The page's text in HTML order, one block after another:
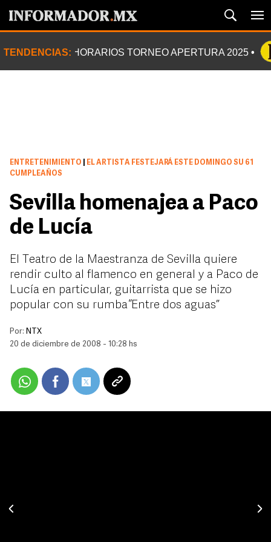
TENDENCIAS: HORARIOS TORNEO APERTURA 2025
ENTRETENIMIENTO
EL ARTISTA FESTEJARÁ ESTE DOMINGO SU 61
CUMPLEAÑOS
Sevilla homenajea a Paco
de Lucía
El Teatro de la Maestranza de Sevilla quiere
rendir culto al flamenco en general y a Paco de
Lucía en particular, guitarrista que se hizo
popular con su rumba “Entre dos aguas”
Por: NTX
20 de diciembre de 2008 - 10:28 hs